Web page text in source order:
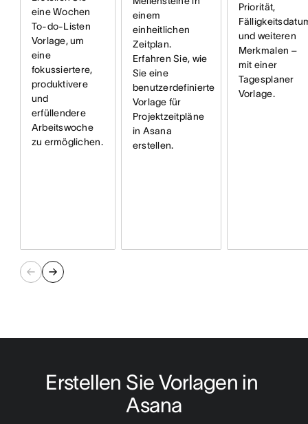
eine Wochen
To-do-Listen
Vorlage, um
eine
fokussiertere,
produktivere
und
erfüllendere
Arbeitswoche
zu ermöglichen.
einem
einheitlichen
Zeitplan.
Erfahren Sie, wie
Sie eine
benutzerdefinierte
Vorlage für
Projektzeitpläne
in Asana
erstellen.
Priorität,
und weiteren
Merkmalen –
mit einer
Tagesplaner
Vorlage.
Erstellen Sie Vorlagen in
Asana